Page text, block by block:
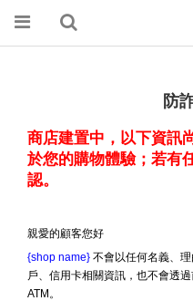
防
商店建置中，以下資訊
於您的購物體驗；若有
認。
親愛的顧客您好
{shop name} 不會以任何名義、
戶、信用卡相關資訊，也不會透
ATM。